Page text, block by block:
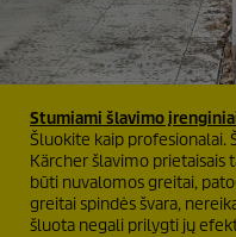
Stumiami šlavimo
Šluokite kaip profesionalai.
Kärcher šlavimo prietaisais
būti nuvalomos greitai,
greitai spindės švara,
šluota negali prilygti jų